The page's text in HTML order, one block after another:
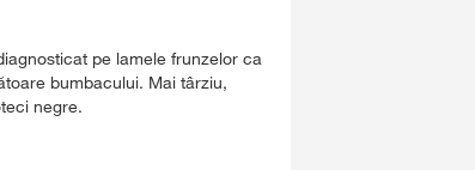
pe lamele frunzelor ca
bumbacului. Mai târziu,
negre.